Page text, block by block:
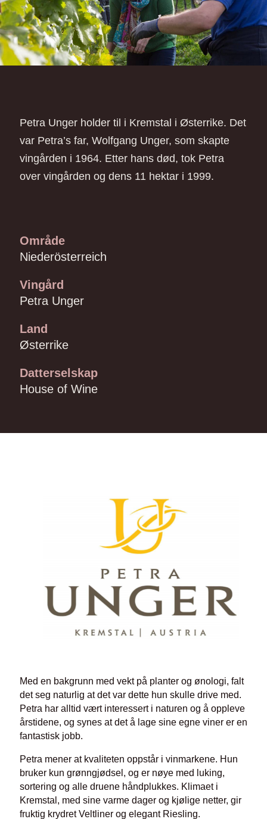
Petra Unger holder til i Kremstal i Østerrike. Det
var Petra’s far, Wolfgang Unger, som skapte
vingården i 1964. Etter hans død, tok Petra
over vingården og dens 11 hektar i 1999.
Område
Niederösterreich
Vingård
Petra Unger
Land
Østerrike
Datterselskap
House of Wine
Med en bakgrunn med vekt på planter og ønologi, falt
det seg naturlig at det var dette hun skulle drive med.
Petra har alltid vært interessert i naturen og å oppleve
årstidene, og synes at det å lage sine egne viner er en
fantastisk jobb.
Petra mener at kvaliteten oppstår i vinmarkene. Hun
bruker kun grønngjødsel, og er nøye med luking,
sortering og alle druene håndplukkes. Klimaet i
Kremstal, med sine varme dager og kjølige netter, gir
fruktig krydret Veltliner og elegant Riesling.